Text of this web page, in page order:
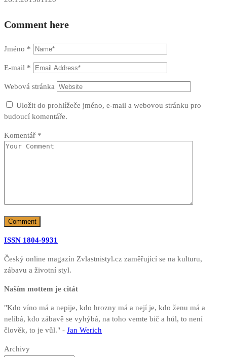
Comment here
Jméno *
E-mail *
Webová stránka
Uložit do prohlížeče jméno, e-mail a webovou stránku pro
budoucí komentáře.
Komentář *
ISSN 1804-9931
Český online magazín Zvlastnistyl.cz zaměřující se na kulturu,
zábavu a životní styl.
Naším mottem je citát
"Kdo víno má a nepije, kdo hrozny má a nejí je, kdo ženu má a
nelíbá, kdo zábavě se vyhýbá, na toho vemte bič a hůl, to není
člověk, to je vůl." - Jan Werich
Archivy